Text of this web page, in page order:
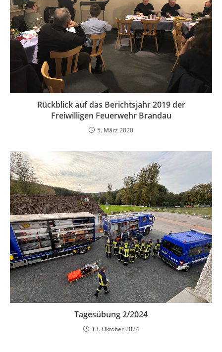
Rückblick auf das Berichtsjahr 2019 der
Freiwilligen Feuerwehr Brandau
5. März 2020
Tagesübung 2/2024
13. Oktober 2024